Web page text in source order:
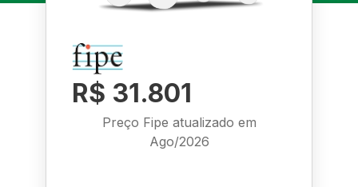
R$ 31.801
Preço Fipe atualizado em
Ago/2026